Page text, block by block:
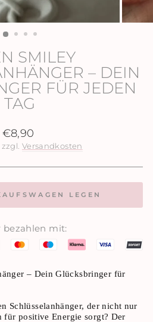
SMILEY
– DEIN
FÜR JEDEN
TAG
Normaler
Preis
€8,90
Versandkosten
LEGEN
bezahlen mit:
– Dein Glücksbringer für
Schlüsselanhänger, der nicht nur
für positive Energie sorgt? Der